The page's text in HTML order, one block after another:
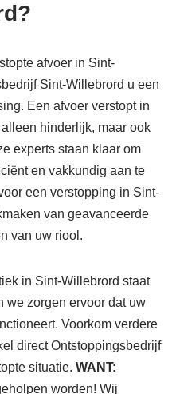
afvoer in Sint-
Sint-Willebrord u een
Een afvoer verstopt in
hinderlijk, maar ook
experts staan klaar om
en vakkundig aan te
een verstopping in Sint-
van geavanceerde
van uw riool.
in Sint-Willebrord staat
we zorgen ervoor dat uw
Voorkom verdere
direct Ontstoppingsbedrijf
situatie. WANT:
worden! Wij